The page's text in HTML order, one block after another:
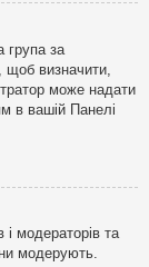
група за
щоб визначити,
може надати
в вашій Панелі
і модераторів та
модерують.